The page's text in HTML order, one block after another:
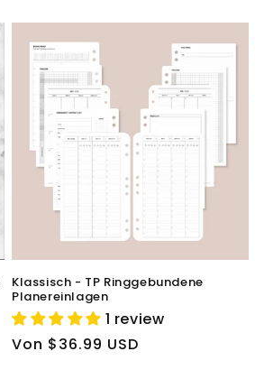
Klassisch - TP Ringgebundene
Planereinlagen
1 review
Normaler
Von $36.99 USD